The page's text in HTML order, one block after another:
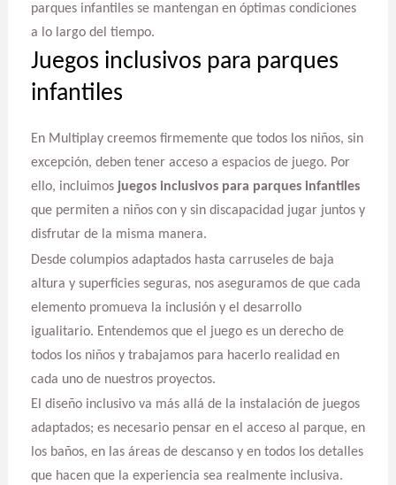
parques infantiles se mantengan en óptimas condiciones
a lo largo del tiempo.
Juegos inclusivos para parques
infantiles
En Multiplay creemos firmemente que todos los niños, sin
excepción, deben tener acceso a espacios de juego. Por
ello, incluimos juegos inclusivos para parques infantiles
que permiten a niños con y sin discapacidad jugar juntos y
disfrutar de la misma manera.
Desde columpios adaptados hasta carruseles de baja
altura y superficies seguras, nos aseguramos de que cada
elemento promueva la inclusión y el desarrollo
igualitario. Entendemos que el juego es un derecho de
todos los niños y trabajamos para hacerlo realidad en
cada uno de nuestros proyectos.
El diseño inclusivo va más allá de la instalación de juegos
adaptados; es necesario pensar en el acceso al parque, en
los baños, en las áreas de descanso y en todos los detalles
que hacen que la experiencia sea realmente inclusiva.